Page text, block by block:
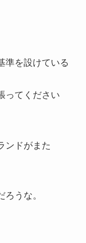
準を設けている
ってください
ンドがまた
うな。